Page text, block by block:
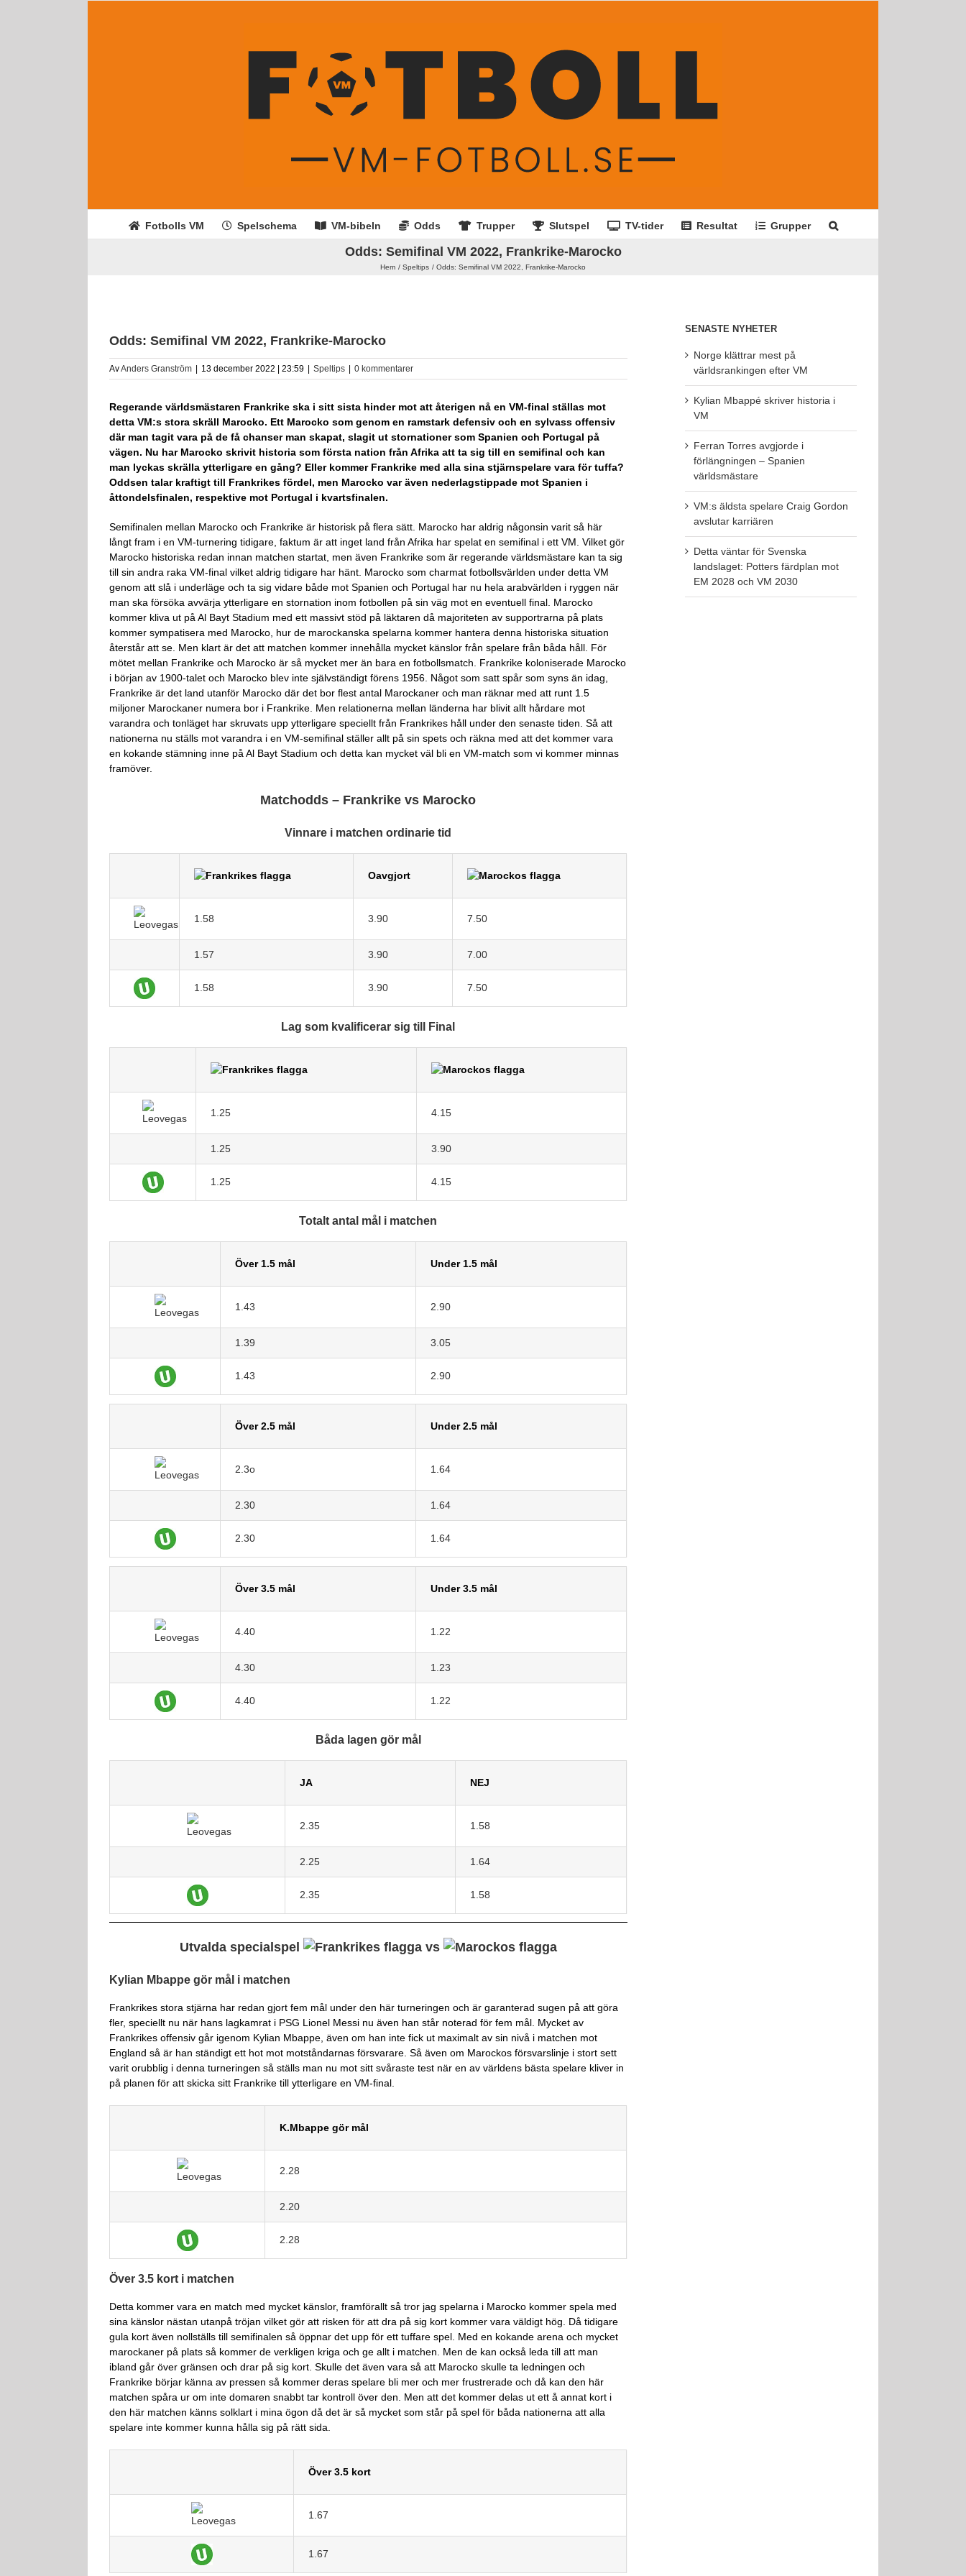
Fotbolls VM Spelschema VM-bibeln Odds Trupper Slutspel TV-tider Resultat Grupper
Odds: Semifinal VM 2022, Frankrike-Marocko
Hem Speltips Odds: Semifinal VM 2022, Frankrike-Marocko
Odds: Semifinal VM 2022, Frankrike-Marocko
AvAnders Granström 13 december 2022 | 23:59 Speltips 0 kommentarer
Regerande världsmästaren Frankrike ska i sitt sista hinder mot att återigen nå en VM-final ställas mot
detta VM:s stora skräll Marocko. Ett Marocko som genom en ramstark defensiv och en sylvass offensiv
där man tagit vara på de få chanser man skapat, slagit ut stornationer som Spanien och Portugal på
vägen. Nu har Marocko skrivit historia som första nation från Afrika att ta sig till en semifinal och kan
man lyckas skrälla ytterligare en gång? Eller kommer Frankrike med alla sina stjärnspelare vara för tuffa?
Oddsen talar kraftigt till Frankrikes fördel, men Marocko var även nederlagstippade mot Spanien i
åttondelsfinalen, respektive mot Portugal i kvartsfinalen.
Semifinalen mellan Marocko och Frankrike är historisk på flera sätt. Marocko har aldrig någonsin varit så här
långt fram i en VM-turnering tidigare, faktum är att inget land från Afrika har spelat en semifinal i ett VM. Vilket gör
Marocko historiska redan innan matchen startat, men även Frankrike som är regerande världsmästare kan ta sig
till sin andra raka VM-final vilket aldrig tidigare har hänt. Marocko som charmat fotbollsvärlden under detta VM
genom att slå i underläge och ta sig vidare både mot Spanien och Portugal har nu hela arabvärlden i ryggen när
man ska försöka avvärja ytterligare en stornation inom fotbollen på sin väg mot en eventuell final. Marocko
kommer kliva ut på Al Bayt Stadium med ett massivt stöd på läktaren då majoriteten av supportrarna på plats
kommer sympatisera med Marocko, hur de marockanska spelarna kommer hantera denna historiska situation
återstår att se. Men klart är det att matchen kommer innehålla mycket känslor från spelare från båda håll. För
mötet mellan Frankrike och Marocko är så mycket mer än bara en fotbollsmatch. Frankrike koloniserade Marocko
i början av 1900-talet och Marocko blev inte självständigt förens 1956. Något som satt spår som syns än idag,
Frankrike är det land utanför Marocko där det bor flest antal Marockaner och man räknar med att runt 1.5
miljoner Marockaner numera bor i Frankrike. Men relationerna mellan länderna har blivit allt hårdare mot
varandra och tonläget har skruvats upp ytterligare speciellt från Frankrikes håll under den senaste tiden. Så att
nationerna nu ställs mot varandra i en VM-semifinal ställer allt på sin spets och räkna med att det kommer vara
en kokande stämning inne på Al Bayt Stadium och detta kan mycket väl bli en VM-match som vi kommer minnas
framöver.
Matchodds – Frankrike vs Marocko
Vinnare i matchen ordinarie tid
Oavgjort
1.58 3.90 7.50
1.57 3.90 7.00
1.58 3.90 7.50
Lag som kvalificerar sig till Final
1.25 4.15
1.25 3.90
1.25 4.15
Totalt antal mål i matchen
Över 1.5 mål Under 1.5 mål
1.43 2.90
1.39 3.05
1.43 2.90
Över 2.5 mål Under 2.5 mål
2.3o 1.64
2.30 1.64
2.30 1.64
Över 3.5 mål Under 3.5 mål
4.40 1.22
4.30 1.23
4.40 1.22
Båda lagen gör mål
JA NEJ
2.35 1.58
2.25 1.64
2.35 1.58
Utvalda specialspel vs
Kylian Mbappe gör mål i matchen
Frankrikes stora stjärna har redan gjort fem mål under den här turneringen och är garanterad sugen på att göra
fler, speciellt nu när hans lagkamrat i PSG Lionel Messi nu även han står noterad för fem mål. Mycket av
Frankrikes offensiv går igenom Kylian Mbappe, även om han inte fick ut maximalt av sin nivå i matchen mot
England så är han ständigt ett hot mot motståndarnas försvarare. Så även om Marockos försvarslinje i stort sett
varit orubblig i denna turneringen så ställs man nu mot sitt svåraste test när en av världens bästa spelare kliver in
på planen för att skicka sitt Frankrike till ytterligare en VM-final.
K.Mbappe gör mål
2.28
2.20
2.28
Över 3.5 kort i matchen
Detta kommer vara en match med mycket känslor, framförallt så tror jag spelarna i Marocko kommer spela med
sina känslor nästan utanpå tröjan vilket gör att risken för att dra på sig kort kommer vara väldigt hög. Då tidigare
gula kort även nollställs till semifinalen så öppnar det upp för ett tuffare spel. Med en kokande arena och mycket
marockaner på plats så kommer de verkligen kriga och ge allt i matchen. Men de kan också leda till att man
ibland går över gränsen och drar på sig kort. Skulle det även vara så att Marocko skulle ta ledningen och
Frankrike börjar känna av pressen så kommer deras spelare bli mer och mer frustrerade och då kan den här
matchen spåra ur om inte domaren snabbt tar kontroll över den. Men att det kommer delas ut ett å annat kort i
den här matchen känns solklart i mina ögon då det är så mycket som står på spel för båda nationerna att alla
spelare inte kommer kunna hålla sig på rätt sida.
Över 3.5 kort
1.67
1.67
SENASTE NYHETER
Norge klättrar mest på
världsrankingen efter VM
Kylian Mbappé skriver historia i
VM
Ferran Torres avgjorde i
förlängningen – Spanien
världsmästare
VM:s äldsta spelare Craig Gordon
avslutar karriären
Detta väntar för Svenska
landslaget: Potters färdplan mot
EM 2028 och VM 2030